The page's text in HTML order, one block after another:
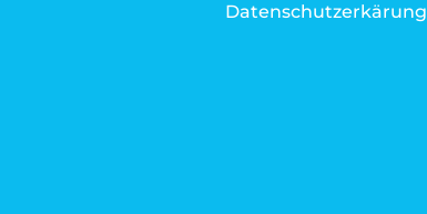
Datenschutzerkärung